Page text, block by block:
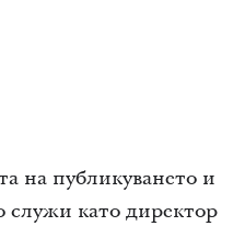
на публикуването и
служи като директор